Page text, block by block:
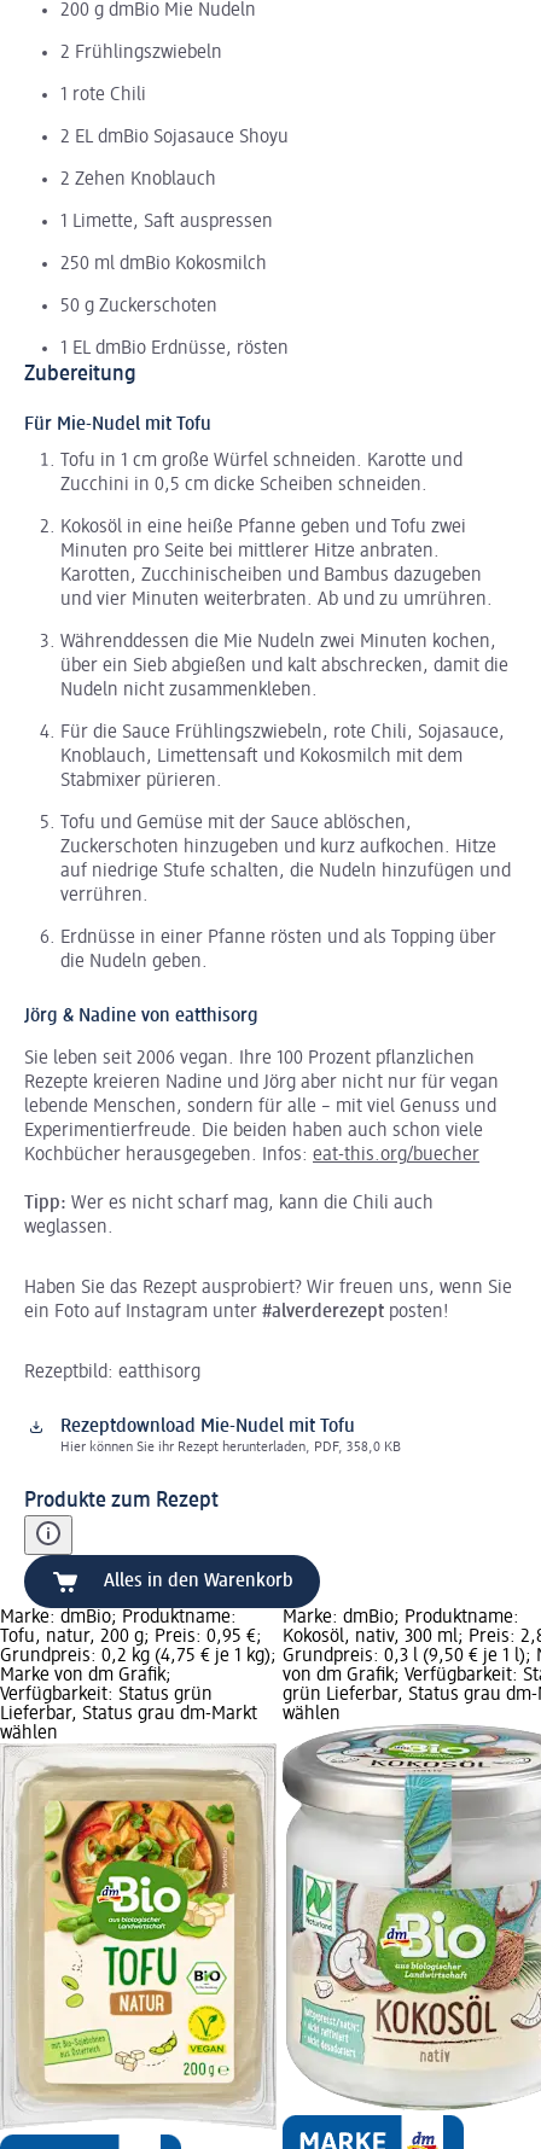
200 g dmBio Mie Nudeln
2 Frühlingszwiebeln
1 rote Chili
2 EL dmBio Sojasauce Shoyu
2 Zehen Knoblauch
1 Limette, Saft auspressen
250 ml dmBio Kokosmilch
50 g Zuckerschoten
1 EL dmBio Erdnüsse, rösten
Zubereitung
Für Mie-Nudel mit Tofu
Tofu in 1 cm große Würfel schneiden. Karotte und
Zucchini in 0,5 cm dicke Scheiben schneiden.
Kokosöl in eine heiße Pfanne geben und Tofu zwei
Minuten pro Seite bei mittlerer Hitze anbraten.
Karotten, Zucchinischeiben und Bambus dazugeben
und vier Minuten weiterbraten. Ab und zu umrühren.
Währenddessen die Mie Nudeln zwei Minuten kochen,
über ein Sieb abgießen und kalt abschrecken, damit die
Nudeln nicht zusammenkleben.
Für die Sauce Frühlingszwiebeln, rote Chili, Sojasauce,
Knoblauch, Limettensaft und Kokosmilch mit dem
Stabmixer pürieren.
Tofu und Gemüse mit der Sauce ablöschen,
Zuckerschoten hinzugeben und kurz aufkochen. Hitze
auf niedrige Stufe schalten, die Nudeln hinzufügen und
verrühren.
Erdnüsse in einer Pfanne rösten und als Topping über
die Nudeln geben.
Jörg & Nadine von eatthisorg
Sie leben seit 2006 vegan. Ihre 100 Prozent pflanzlichen
Rezepte kreieren Nadine und Jörg aber nicht nur für vegan
lebende Menschen, sondern für alle – mit viel Genuss und
Experimentierfreude. Die beiden haben auch schon viele
Kochbücher herausgegeben. Infos: eat-this.org/buecher
Tipp: Wer es nicht scharf mag, kann die Chili auch
weglassen.
Haben Sie das Rezept ausprobiert? Wir freuen uns, wenn Sie
ein Foto auf Instagram unter #alverderezept posten!
Rezeptbild: eatthisorg
Rezeptdownload Mie-Nudel mit Tofu
Hier können Sie ihr Rezept herunterladen, PDF, 358,0 KB
Produkte zum Rezept
Alles in den Warenkorb
Marke: dmBio; Produktname:
Tofu, natur, 200 g; Preis: 0,95 €;
Grundpreis: 0,2 kg (4,75 € je 1 kg);
Marke von dm Grafik;
Verfügbarkeit: Status grün
Lieferbar, Status grau dm-Markt
wählen
Marke: dmBio; Produktname:
Kokosöl, nativ, 300 ml; Preis:
Grundpreis: 0,3 l (9,50 € je 1 l);
von dm Grafik; Verfügbarkeit:
grün Lieferbar, Status grau
wählen